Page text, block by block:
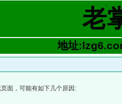
老
地址
面，可能有如下几个原因: